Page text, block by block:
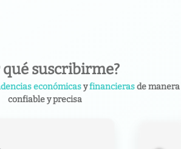
qué suscribirme?
económicasyfinancierasde manera
confiable y precisa